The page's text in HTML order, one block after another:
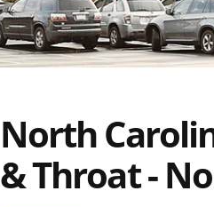
North
& Throat -